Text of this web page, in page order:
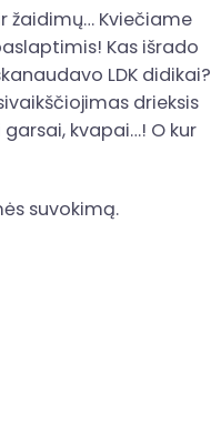
žaidimų… Kviečiame
Kas išrado
LDK didikai?
drieksis
kvapai…! O kur
suvokimą.